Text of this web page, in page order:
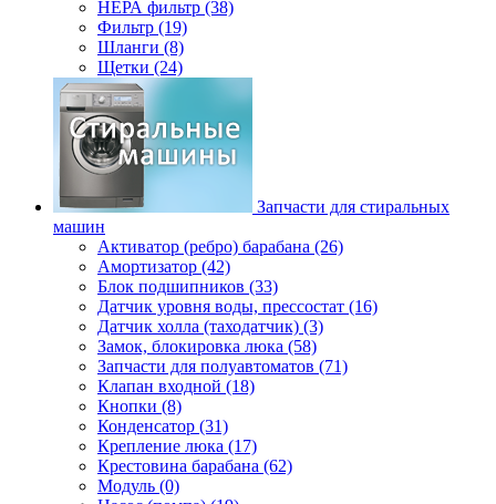
НЕРА фильтр (38)
Фильтр (19)
Шланги (8)
Щетки (24)
Запчасти для стиральных
машин
Активатор (ребро) барабана (26)
Амортизатор (42)
Блок подшипников (33)
Датчик уровня воды, прессостат (16)
Датчик холла (таходатчик) (3)
Замок, блокировка люка (58)
Запчасти для полуавтоматов (71)
Клапан входной (18)
Кнопки (8)
Конденсатор (31)
Крепление люка (17)
Крестовина барабана (62)
Модуль (0)